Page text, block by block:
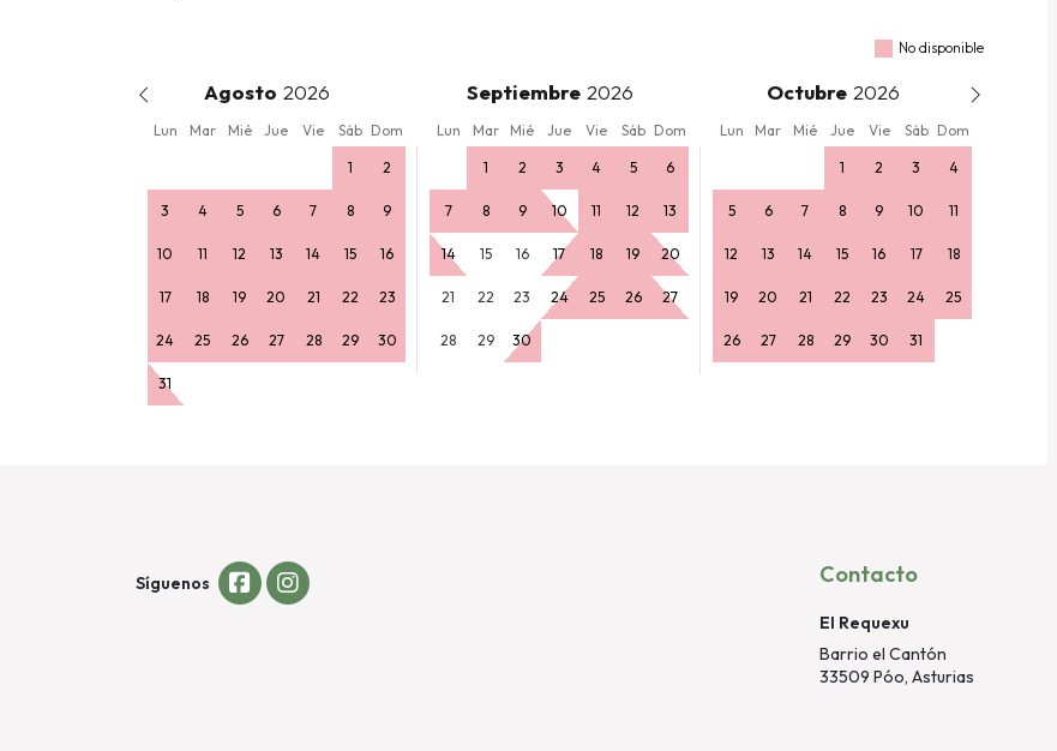
No disponible
Agosto Septiembre Octubre
Lun Mar Mié Jue Vie Sáb Dom Lun Mar Mié Jue Vie Sáb Dom Lun Mar Mié Jue Vie Sáb Dom
1 2
3 4 5 6 7 8 9
10 11 12 13 14 15 16
17 18 19 20 21 22 23
24 25 26 27 28 29 30
31
1 2 3 4 5 6
7 8 9 10 11 12 13
14 15 16 17 18 19 20
21 22 23 24 25 26 27
28 29 30
1 2 3 4
5 6 7 8 9 10 11
12 13 14 15 16 17 18
19 20 21 22 23 24 25
26 27 28 29 30 31
Síguenos Contacto
El Requexu
Barrio el Cantón
33509 Póo, Asturias